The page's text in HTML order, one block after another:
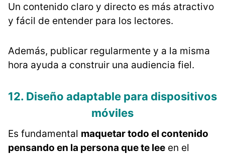
Un contenido claro y directo es más atractivo
y fácil de entender para los lectores.
Además, publicar regularmente y a la misma
hora ayuda a construir una audiencia fiel​.
12. Diseño adaptable para dispositivos
móviles
Es fundamental maquetar todo el contenido
pensando en la persona que te lee en el